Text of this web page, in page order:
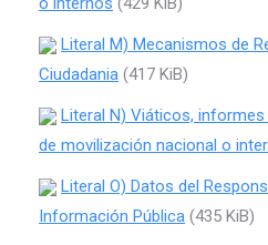
Literal M) Mecanismos de
Ciudadania (417 KiB)
Literal N) Viáticos,
de movilización nacional o
Literal O) Datos del
Información Pública (435 KiB)